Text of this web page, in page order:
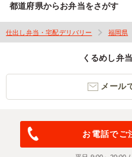
都道府県からお弁当をさがす
仕出し弁当・宅配デリバリー 福岡県
くるめし弁
メール
お電話でご